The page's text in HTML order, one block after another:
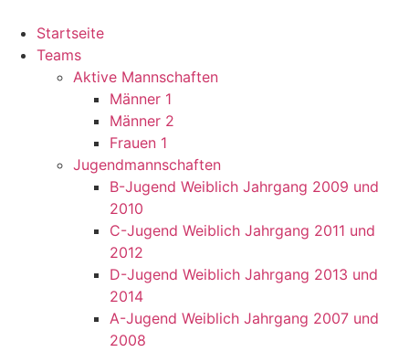
Startseite
Teams
Aktive Mannschaften
Männer 1
Männer 2
Frauen 1
Jugendmannschaften
B-Jugend Weiblich Jahrgang 2009 und
2010
C-Jugend Weiblich Jahrgang 2011 und
2012
D-Jugend Weiblich Jahrgang 2013 und
2014
A-Jugend Weiblich Jahrgang 2007 und
2008